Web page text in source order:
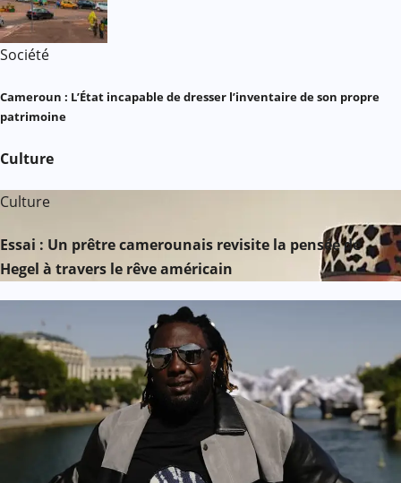
Société
Cameroun : L’État incapable de dresser l’inventaire de son propre
patrimoine
Culture
Culture
Essai : Un prêtre camerounais revisite la pensée de
Hegel à travers le rêve américain